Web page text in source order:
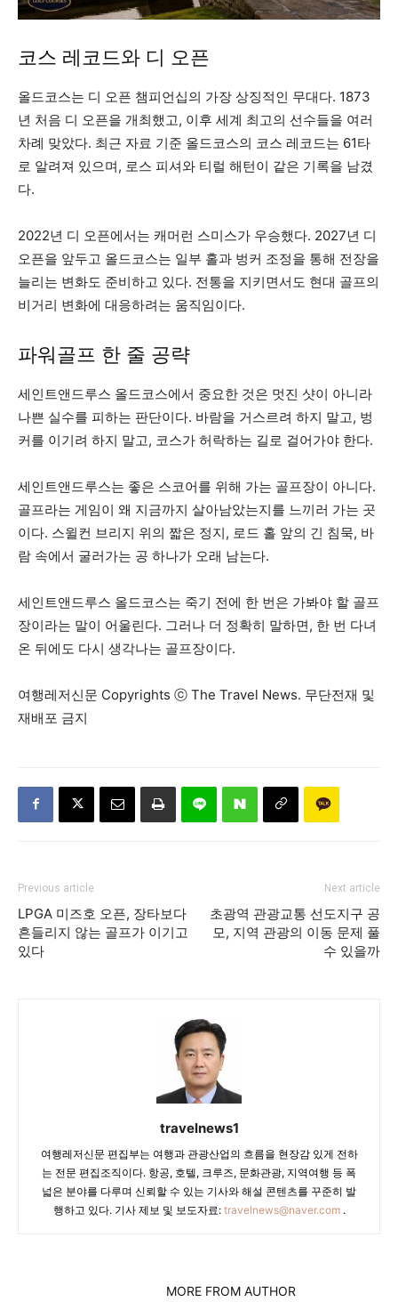
코스 레코드와 디 오픈
올드코스는 디 오픈 챔피언십의 가장 상징적인 무대다. 1873
년 처음 디 오픈을 개최했고, 이후 세계 최고의 선수들을 여러
차례 맞았다. 최근 자료 기준 올드코스의 코스 레코드는 61타
로 알려져 있으며, 로스 피셔와 티럴 해턴이 같은 기록을 남겼
다.
2022년 디 오픈에서는 캐머런 스미스가 우승했다. 2027년 디
오픈을 앞두고 올드코스는 일부 홀과 벙커 조정을 통해 전장을
늘리는 변화도 준비하고 있다. 전통을 지키면서도 현대 골프의
비거리 변화에 대응하려는 움직임이다.
파워골프 한 줄 공략
세인트앤드루스 올드코스에서 중요한 것은 멋진 샷이 아니라
나쁜 실수를 피하는 판단이다. 바람을 거스르려 하지 말고, 벙
커를 이기려 하지 말고, 코스가 허락하는 길로 걸어가야 한다.
세인트앤드루스는 좋은 스코어를 위해 가는 골프장이 아니다.
골프라는 게임이 왜 지금까지 살아남았는지를 느끼러 가는 곳
이다. 스윌컨 브리지 위의 짧은 정지, 로드 홀 앞의 긴 침묵, 바
람 속에서 굴러가는 공 하나가 오래 남는다.
세인트앤드루스 올드코스는 죽기 전에 한 번은 가봐야 할 골프
장이라는 말이 어울린다. 그러나 더 정확히 말하면, 한 번 다녀
온 뒤에도 다시 생각나는 골프장이다.
여행레저신문 Copyrights ⓒ The Travel News. 무단전재 및
재배포 금지
Previous article
LPGA 미즈호 오픈, 장타보다
흔들리지 않는 골프가 이기고
있다
Next article
초광역 관광교통 선도지구 공
모, 지역 관광의 이동 문제 풀
수 있을까
travelnews1
여행레저신문 편집부는 여행과 관광산업의 흐름을 현장감 있게 전하
는 전문 편집조직이다. 항공, 호텔, 크루즈, 문화관광, 지역여행 등 폭
넓은 분야를 다루며 신뢰할 수 있는 기사와 해설 콘텐츠를 꾸준히 발
행하고 있다. 기사 제보 및 보도자료: travelnews@naver.com.
MORE FROM AUTHOR